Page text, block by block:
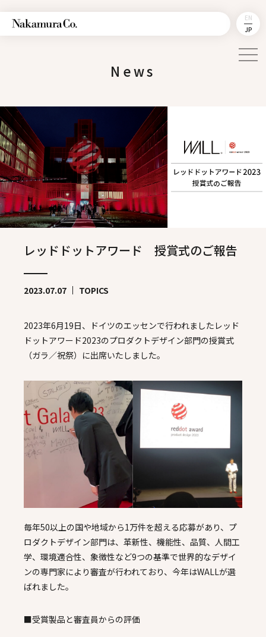
EN
JP
News
レッドドットアワード 授賞式のご報告
2023.07.07 TOPICS
2023年6月19日、ドイツのエッセンで行われましたレッド
ドットアワード2023のプロダクトデザイン部門の授賞式
（ガラ／祝祭）に出席いたしました。
毎年50以上の国や地域から1万件を超える応募があり、プ
ロダクトデザイン部門は、革新性、機能性、品質、人間工
学、環境適合性、象徴性など9つの基準で世界的なデザイ
ンの専門家により審査が行われており、今年はWALLが選
ばれました。
■受賞製品と審査員からの評価